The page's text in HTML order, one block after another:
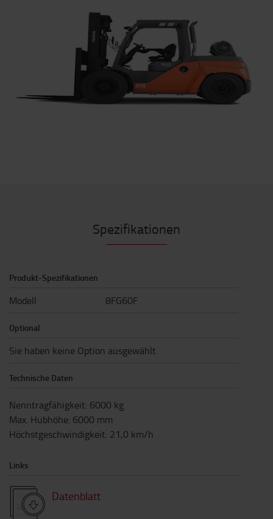
Spezifikationen
Produkt-Spezifikationen
Modell 8FG60F
Optional
Sie haben keine Option ausgewählt
Technische Daten
Nenntragfähigkeit: 6000 kg
Max. Hubhöhe: 6000 mm
Höchstgeschwindigkeit: 21,0 km/h
Links
Datenblatt